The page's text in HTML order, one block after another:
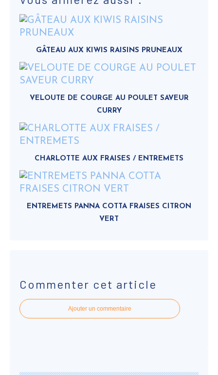
GÂTEAU AUX KIWIS RAISINS PRUNEAUX
VELOUTE DE COURGE AU POULET SAVEUR
CURRY
CHARLOTTE AUX FRAISES / ENTREMETS
ENTREMETS PANNA COTTA FRAISES CITRON
VERT
Commenter cet article
Ajouter un commentaire